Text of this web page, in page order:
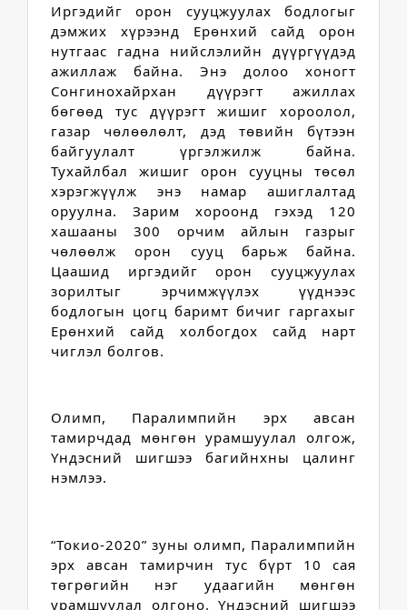
Иргэдийг орон сууцжуулах бодлогыг
дэмжих хүрээнд Ерөнхий сайд орон
нутгаас гадна нийслэлийн дүүргүүдэд
ажиллаж байна. Энэ долоо хоногт
Сонгинохайрхан дүүрэгт ажиллах
бөгөөд тус дүүрэгт жишиг хороолол,
газар чөлөөлөлт, дэд төвийн бүтээн
байгуулалт үргэлжилж байна.
Тухайлбал жишиг орон сууцны төсөл
хэрэгжүүлж энэ намар ашиглалтад
оруулна. Зарим хороонд гэхэд 120
хашааны 300 орчим айлын газрыг
чөлөөлж орон сууц барьж байна.
Цаашид иргэдийг орон сууцжуулах
зорилтыг эрчимжүүлэх үүднээс
бодлогын цогц баримт бичиг гаргахыг
Ерөнхий сайд холбогдох сайд нарт
чиглэл болгов.
Олимп, Паралимпийн эрх авсан
тамирчдад мөнгөн урамшуулал олгож,
Үндэсний шигшээ багийнхны цалинг
нэмлээ.
“Токио-2020” зуны олимп, Паралимпийн
эрх авсан тамирчин тус бүрт 10 сая
төгрөгийн нэг удаагийн мөнгөн
урамшуулал олгоно. Үндэсний шигшээ